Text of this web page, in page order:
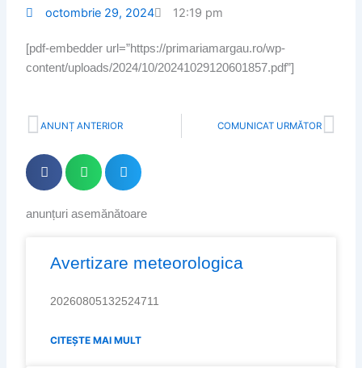
octombrie 29, 2024 12:19 pm
[pdf-embedder url=”https://primariamargau.ro/wp-
content/uploads/2024/10/20241029120601857.pdf”]
Prev
ANUNȚ ANTERIOR COMUNICAT URMĂTOR
anunțuri asemănătoare
Avertizare meteorologica
20260805132524711
CITEȘTE MAI MULT